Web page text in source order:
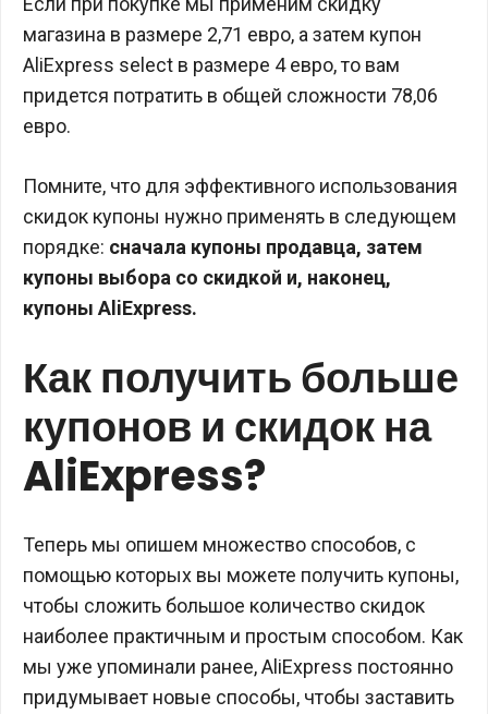
магазина в размере 2,71 евро, а затем купон
AliExpress select в размере 4 евро, то вам
придется потратить в общей сложности 78,06
евро.
Помните, что для эффективного использования
скидок купоны нужно применять в следующем
порядке: сначала купоны продавца, затем
купоны выбора со скидкой и, наконец,
купоны AliExpress.
Как получить больше
купонов и скидок на
AliExpress?
Теперь мы опишем множество способов, с
помощью которых вы можете получить купоны,
чтобы сложить большое количество скидок
наиболее практичным и простым способом. Как
мы уже упоминали ранее, AliExpress постоянно
придумывает новые способы, чтобы заставить